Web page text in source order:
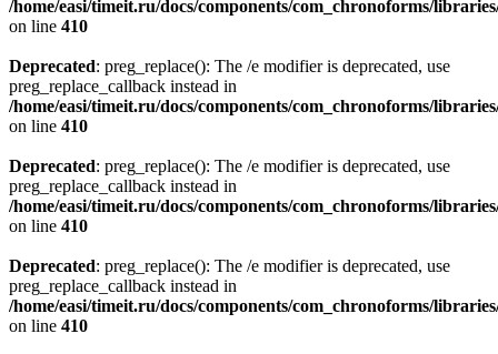
/home/easi/timeit.ru/docs/components/com_chronoforms/
on line 410
Deprecated: preg_replace(): The /e modifier is deprecated, use
preg_replace_callback instead in
/home/easi/timeit.ru/docs/components/com_chronoforms/
on line 410
Deprecated: preg_replace(): The /e modifier is deprecated, use
preg_replace_callback instead in
/home/easi/timeit.ru/docs/components/com_chronoforms/
on line 410
Deprecated: preg_replace(): The /e modifier is deprecated, use
preg_replace_callback instead in
/home/easi/timeit.ru/docs/components/com_chronoforms/
on line 410